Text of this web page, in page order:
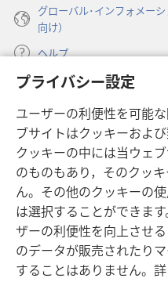
プライバシー設定
ユーザーの利便性を可能
ブサイトはクッキーおよ
クッキーの中には当ウェ
のものもあり，そのクッ
ん。その他のクッキーの
は選択することができま
ザーの利便性を向上させ
のデータが販売されたり
することはありません。詳
グローバル･インフォメー
向け）
ヘルプ
寄付
し
い
タ
ブ
で
開
く）
ものみの塔 オンライン・
（新
し
い
タ
ブ
で
開
く）
JW Hub ®
（新
し
い
タ
ブ
で
開
JW Library
Watchtower Library®